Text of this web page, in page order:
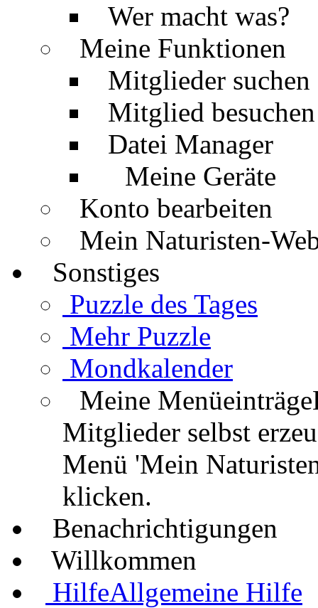
Wer macht was?
Meine Funktionen
Mitglieder suchen
Mitglied besuchen
Datei Manager
Meine Geräte
Konto bearbeiten
Mein Naturisten-
Sonstiges
Puzzle des Tages
Mehr Puzzle
Mondkalender
Meine Menüeinträge
Mitglieder selbst
Menü 'Mein
klicken.
Benachrichtigungen
Willkommen
HilfeAllgemeine Hilfe